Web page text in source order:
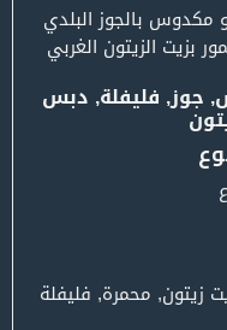
صحن المكدوس .1 كيلو مكدوس بالجوز البلدي
بزيت الزيتون الغربي
جوز, فليفلة, دبس
زيتون, محمرة, فليفلة